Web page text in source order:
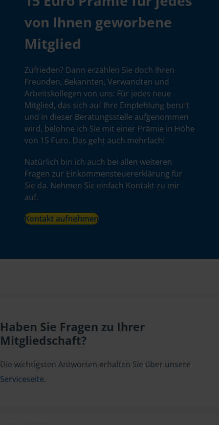
von Ihnen geworbene
Mitglied
Zufrieden? Dann erzählen Sie doch Ihren
Freunden, Bekannten, Verwandten und
Arbeitskollegen von uns: Für jedes neue
Mitglied, das sich auf Ihre Empfehlung beruft
und in dieser Beratungsstelle aufgenommen
wird, belohne ich Sie mit einer Prämie in Höhe
von 15 Euro. Das geht auch mehrfach!
Natürlich bin ich auch bei allen weiteren
Fragen zur Einkommensteuererklärung für
Sie da. Nehmen Sie einfach Kontakt zu mir
auf.
Kontakt aufnehmen
Haben Sie Fragen zu Ihrer
Mitgliedschaft?
Die wichtigsten Antworten erhalten Sie über unsere
Serviceseite.